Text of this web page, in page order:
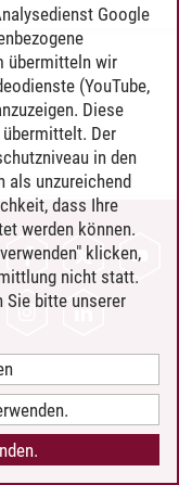
Google
übermitteln wir
(YouTube,
Diese
übermittelt. Der
in den
als unzureichend
dass Ihre
werden können.
klicken,
nicht statt.
Sie bitte unserer